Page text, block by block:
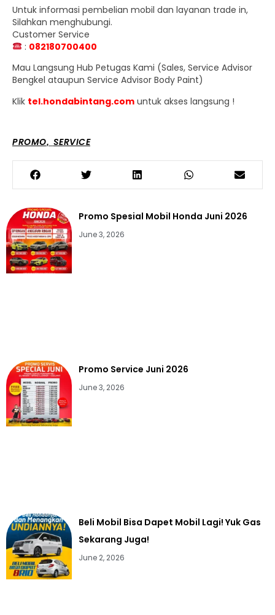
Untuk informasi pembelian mobil dan layanan trade in,
Silahkan menghubungi.
Customer Service
: 082180700400
Mau Langsung Hub Petugas Kami (Sales, Service Advisor
Bengkel ataupun Service Advisor Body Paint)
Klik tel.hondabintang.com untuk akses langsung !
PROMO, SERVICE
Promo Spesial Mobil Honda Juni 2026
June 3, 2026
Promo Service Juni 2026
June 3, 2026
Beli Mobil Bisa Dapet Mobil Lagi! Yuk Gas
Sekarang Juga!
June 2, 2026